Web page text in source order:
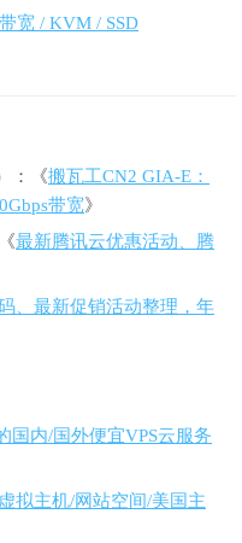
宽 / KVM / SSD
：《搬瓦工CN2 GIA-E：
带宽》
最新腾讯云优惠活动、腾
、最新促销活动整理，年
国内/国外便宜VPS云服务
拟主机/网站空间/美国主